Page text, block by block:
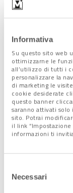
Informativa
Su questo sito web
ottimizzarne le
all’utilizzo di tutti i
personalizzare la
di marketing le
cookie desiderate
questo banner
saranno attivati
sito. Potrai
il link
informazioni ti
delNecessari
Il Gatto-
grazie al Dna
2 Novembre 2022
Nel 2020
adozioni di cani
15 Gennaio 2021
Venezia celata